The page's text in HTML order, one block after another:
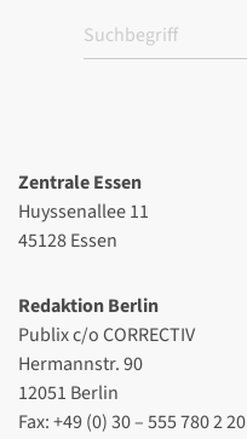
Zentrale Essen
Huyssenallee 11
45128 Essen
Redaktion Berlin
Publix c/o CORRECTIV
Hermannstr. 90
12051 Berlin
Fax: +49 (0) 30 – 555 780 2 20